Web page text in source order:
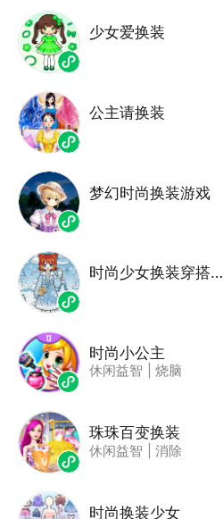
少女爱换装
公主请换装
梦幻时尚换装游戏
时尚少女换装穿搭游戏
时尚小公主
休闲益智 烧脑
珠珠百变换装
休闲益智 消除
时尚换装少女